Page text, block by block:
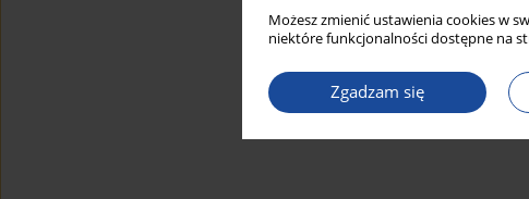
Możesz zmienić ustawienia cookies w
niektóre funkcjonalności dostępne na
Zgadzam się